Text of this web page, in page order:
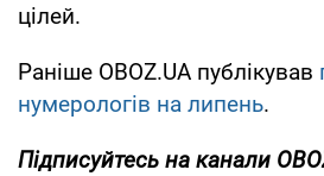
цілей.
Раніше OBOZ.UA публікував
нумерологів на липень.
Підписуйтесь на канали